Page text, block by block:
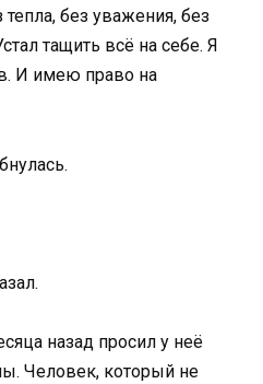
без уважения, без
тащить всё на себе. Я
И имею право на
назад просил у неё
Человек, который не